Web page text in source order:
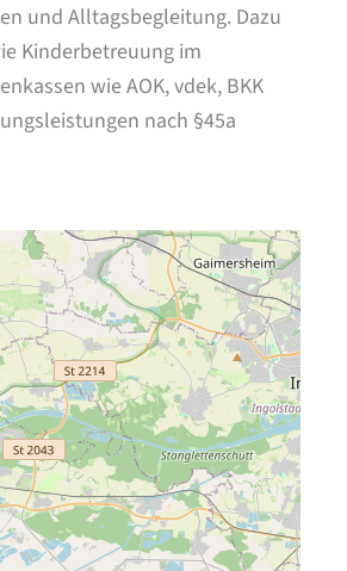
und Alltagsbegleitung. Dazu
Kinderbetreuung im
wie AOK, vdek, BKK
nach §45a